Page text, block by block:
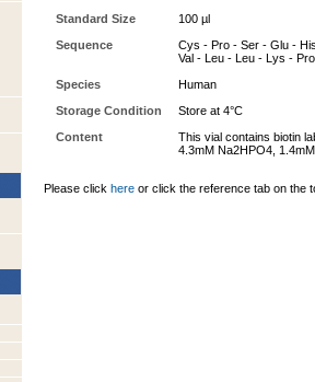
Standard Size
100 µl
Sequence
Cys - Pro - Ser - Glu -
Val - Leu - Leu - Lys -
Species
Human
Storage Condition
Store at 4°C
Content
This vial contains biotin
4.3mM Na2HPO4,
Please click here or click the reference tab on the